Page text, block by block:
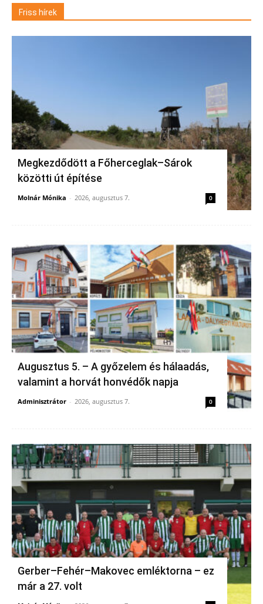
Friss hírek
Megkezdődött a Főherceglak–Sárok
közötti út építése
Molnár Mónika - 2026, augusztus 7. 0
Augusztus 5. – A győzelem és hálaadás,
valamint a horvát honvédők napja
Adminisztrátor - 2026, augusztus 7. 0
Gerber–Fehér–Makovec emléktorna – ez
már a 27. volt